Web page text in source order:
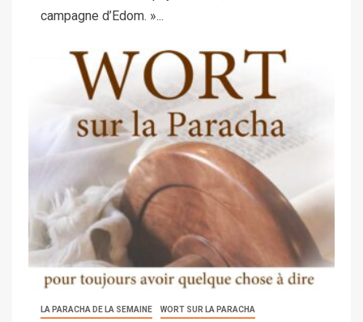
campagne d’Edom. »...
LA PARACHA DE LA SEMAINE WORT SUR LA PARACHA